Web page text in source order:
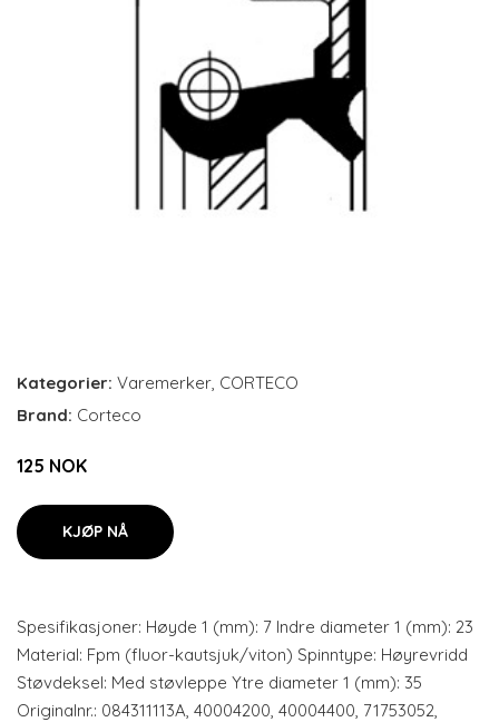
Kategorier: Varemerker, CORTECO
Brand: Corteco
125 NOK
KJØP NÅ
Spesifikasjoner: Høyde 1 (mm): 7 Indre diameter 1 (mm): 23
Material: Fpm (fluor-kautsjuk/viton) Spinntype: Høyrevridd
Støvdeksel: Med støvleppe Ytre diameter 1 (mm): 35
Originalnr.: 084311113A, 40004200, 40004400, 71753052,